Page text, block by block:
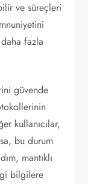
ve süreçleri
fazla
güvende
kullanıcılar,
bu durum
mantıklı
bilgilere